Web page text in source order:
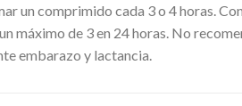
un comprimido cada 3 o 4 horas.
máximo de 3 en 24 horas. No
embarazo y lactancia.